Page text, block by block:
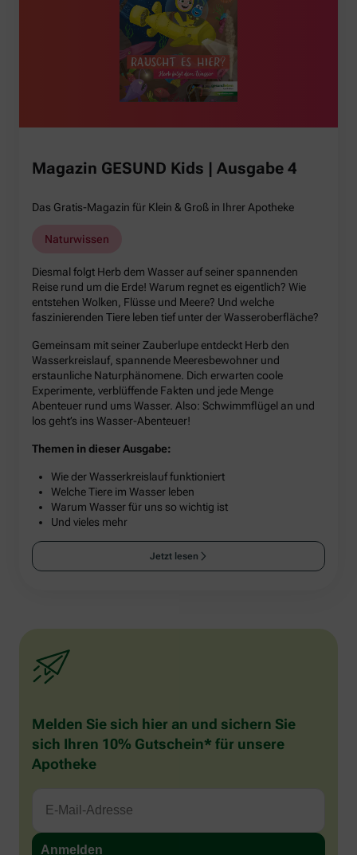
Magazin GESUND Kids | Ausgabe 4
Das Gratis-Magazin für Klein & Groß in Ihrer Apotheke
Naturwissen
Diesmal folgt Herb dem Wasser auf seiner spannenden
Reise rund um die Erde! Warum regnet es eigentlich? Wie
entstehen Wolken, Flüsse und Meere? Und welche
faszinierenden Tiere leben tief unter der Wasseroberfläche?
Gemeinsam mit seiner Zauberlupe entdeckt Herb den
Wasserkreislauf, spannende Meeresbewohner und
erstaunliche Naturphänomene. Dich erwarten coole
Experimente, verblüffende Fakten und jede Menge
Abenteuer rund ums Wasser. Also: Schwimmflügel an und
los geht’s ins Wasser-Abenteuer!
Themen in dieser Ausgabe:
Wie der Wasserkreislauf funktioniert
Welche Tiere im Wasser leben
Warum Wasser für uns so wichtig ist
Und vieles mehr
Jetzt lesen
Melden Sie sich hier an und sichern Sie
sich Ihren 10% Gutschein* für unsere
Apotheke